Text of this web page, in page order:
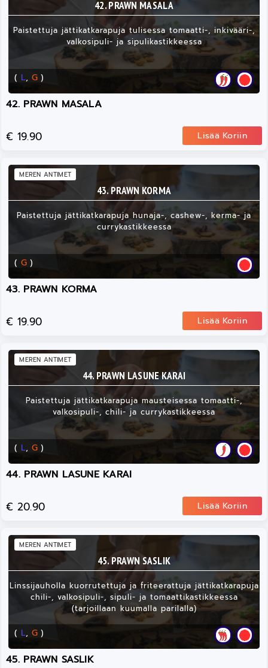
42. PRAWN MASALA
Paistettuja jättikatkarapuja tulisessa tomaatti-, inkivääri-,
valkosipuli- ja sipulikastikkeessa
( L, G )
42. PRAWN MASALA
€ 19.90 Lisää Koriin
43. PRAWN KORMA
Paistettuja jättikatkarapuja hunaja-, cashew-, kerma- ja
currykastikkeessa
( G )
MEREN ANTIMET
43. PRAWN KORMA
€ 19.90 Lisää Koriin
44. PRAWN LASUNE KARAI
Paistettuja jättikatkarapuja mausteisessa tomaatti-,
valkosipuli-, chili- ja currykastikkeessa
( L, G )
MEREN ANTIMET
44. PRAWN LASUNE KARAI
€ 20.90 Lisää Koriin
45. PRAWN SASLIK
Linssijauholla kuorrutettuja ja friteerattuja jättikatkarapuja
chili-, valkosipuli-, sipuli- ja tomaattikastikkeessa
(tarjoillaan kuumalla parilalla)
( L, G )
MEREN ANTIMET
45. PRAWN SASLIK